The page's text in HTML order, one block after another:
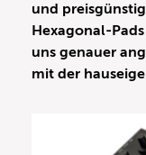
und
Hexagonal-
uns genauer
mit der